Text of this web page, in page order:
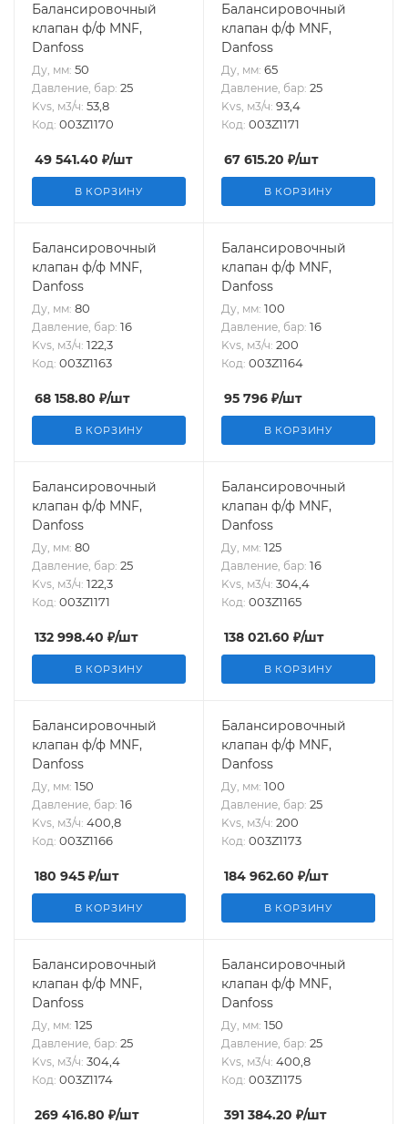
Балансировочный
клапан ф/ф MNF,
Danfoss
Ду, мм: 50
Давление, бар: 25
Kvs, м3/ч: 53,8
Код: 003Z1170
49 541.40 ₽/шт
В КОРЗИНУ
Балансировочный
клапан ф/ф MNF,
Danfoss
Ду, мм: 65
Давление, бар: 25
Kvs, м3/ч: 93,4
Код: 003Z1171
67 615.20 ₽/шт
В КОРЗИНУ
Балансировочный
клапан ф/ф MNF,
Danfoss
Ду, мм: 80
Давление, бар: 16
Kvs, м3/ч: 122,3
Код: 003Z1163
68 158.80 ₽/шт
В КОРЗИНУ
Балансировочный
клапан ф/ф MNF,
Danfoss
Ду, мм: 100
Давление, бар: 16
Kvs, м3/ч: 200
Код: 003Z1164
95 796 ₽/шт
В КОРЗИНУ
Балансировочный
клапан ф/ф MNF,
Danfoss
Ду, мм: 80
Давление, бар: 25
Kvs, м3/ч: 122,3
Код: 003Z1171
132 998.40 ₽/шт
В КОРЗИНУ
Балансировочный
клапан ф/ф MNF,
Danfoss
Ду, мм: 125
Давление, бар: 16
Kvs, м3/ч: 304,4
Код: 003Z1165
138 021.60 ₽/шт
В КОРЗИНУ
Балансировочный
клапан ф/ф MNF,
Danfoss
Ду, мм: 150
Давление, бар: 16
Kvs, м3/ч: 400,8
Код: 003Z1166
180 945 ₽/шт
В КОРЗИНУ
Балансировочный
клапан ф/ф MNF,
Danfoss
Ду, мм: 100
Давление, бар: 25
Kvs, м3/ч: 200
Код: 003Z1173
184 962.60 ₽/шт
В КОРЗИНУ
Балансировочный
клапан ф/ф MNF,
Danfoss
Ду, мм: 125
Давление, бар: 25
Kvs, м3/ч: 304,4
Код: 003Z1174
269 416.80 ₽/шт
Балансировочный
клапан ф/ф MNF,
Danfoss
Ду, мм: 150
Давление, бар: 25
Kvs, м3/ч: 400,8
Код: 003Z1175
391 384.20 ₽/шт